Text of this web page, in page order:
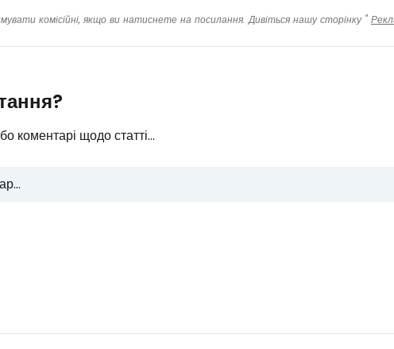
комісійні, якщо ви натиснете на посилання. Дивіться нашу сторінку "
коментарі щодо статті...